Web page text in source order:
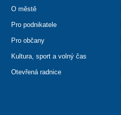
O městě
Pro podnikatele
Pro občany
Kultura, sport a volný čas
Otevřená radnice